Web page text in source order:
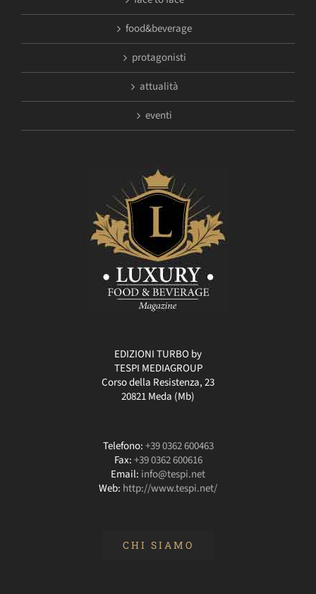
food&beverage
protagonisti
attualità
eventi
EDIZIONI TURBO by
TESPI MEDIAGROUP
Corso della Resistenza, 23
20821 Meda (Mb)
Telefono:+39 0362 600463
Fax:+39 0362 600616
Email: info@tespi.net
Web: http://www.tespi.net/
CHI SIAMO